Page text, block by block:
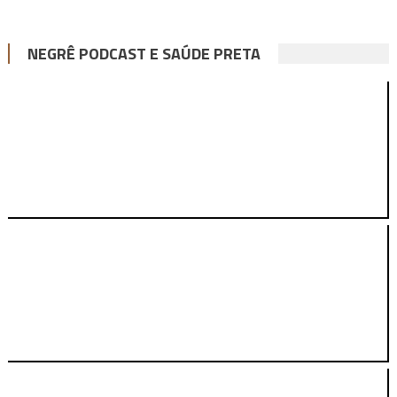
NEGRÊ PODCAST E SAÚDE PRETA